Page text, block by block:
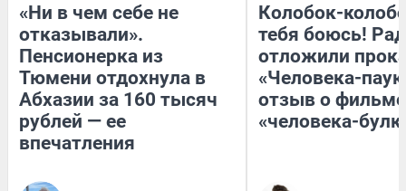
«Ни в чем себе не
отказывали».
Пенсионерка из
Тюмени отдохнула в
Абхазии за 160 тысяч
рублей — ее
впечатления
Колобок-
тебя боюсь!
отложили
«Человека-
отзыв о
«человека-